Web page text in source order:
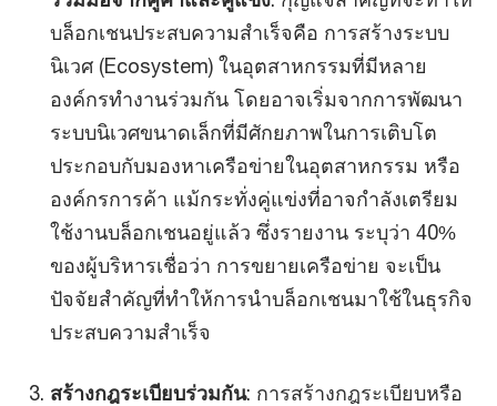
บล็อกเชนประสบความสำเร็จคือ การสร้างระบบ
นิเวศ (Ecosystem) ในอุตสาหกรรมที่มีหลาย
องค์กรทำงานร่วมกัน โดยอาจเริ่มจากการพัฒนา
ระบบนิเวศขนาดเล็กที่มีศักยภาพในการเติบโต
ประกอบกับมองหาเครือข่ายในอุตสาหกรรม หรือ
องค์กรการค้า แม้กระทั่งคู่แข่งที่อาจกำลังเตรียม
ใช้งานบล็อกเชนอยู่แล้ว ซึ่งรายงาน ระบุว่า 40%
ของผู้บริหารเชื่อว่า การขยายเครือข่าย จะเป็น
ปัจจัยสำคัญที่ทำให้การนำบล็อกเชนมาใช้ในธุรกิจ
ประสบความสำเร็จ
สร้างกฎระเบียบร่วมกัน: การสร้างกฎระเบียบหรือ